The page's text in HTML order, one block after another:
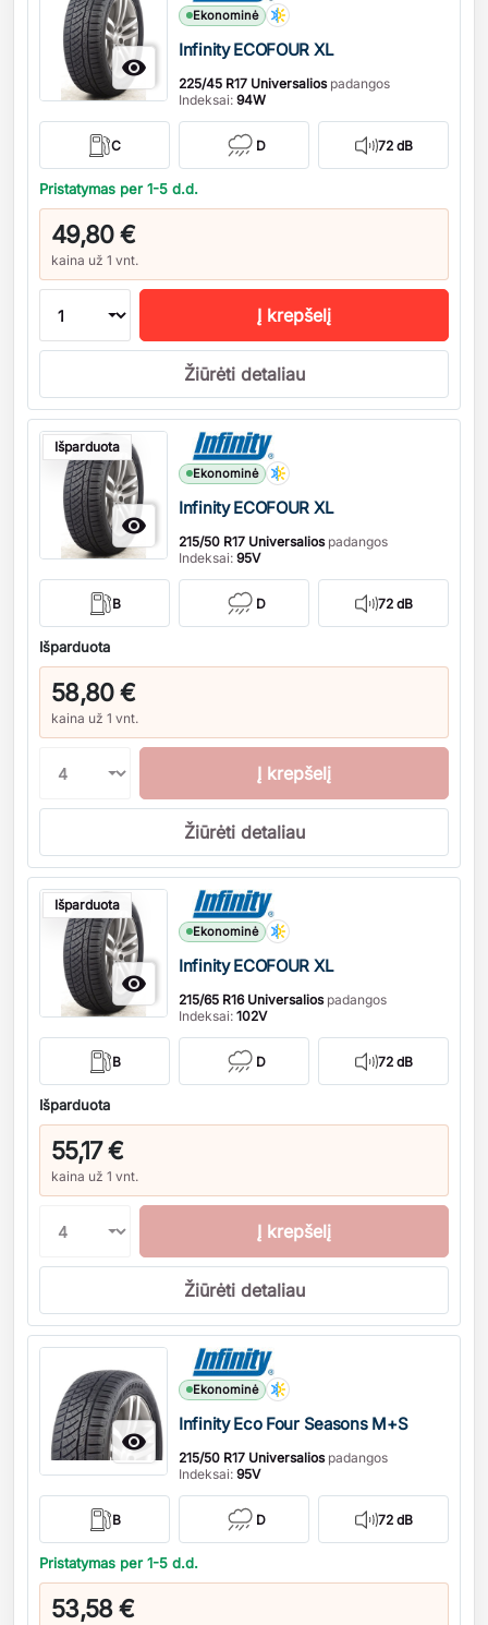

Ekonominė
Infinity ECOFOUR XL
225/45 R17 Universaliospadangos
Indeksai: 94W
C D 72 dB
Pristatymas per 1-5 d.d.
49,80 €
kaina už 1 vnt.
Į krepšelį
Žiūrėti detaliau
Išparduota

Ekonominė
Infinity ECOFOUR XL
215/50 R17 Universaliospadangos
Indeksai: 95V
B D 72 dB
Išparduota
58,80 €
kaina už 1 vnt.
Kiekis
Į krepšelį
Žiūrėti detaliau
Išparduota

Ekonominė
Infinity ECOFOUR XL
215/65 R16 Universaliospadangos
Indeksai: 102V
B D 72 dB
Išparduota
55,17 €
kaina už 1 vnt.
Kiekis
Į krepšelį
Žiūrėti detaliau

Ekonominė
Infinity Eco Four Seasons M+S
215/50 R17 Universaliospadangos
Indeksai: 95V
B D 72 dB
Pristatymas per 1-5 d.d.
53,58 €
Kiekis